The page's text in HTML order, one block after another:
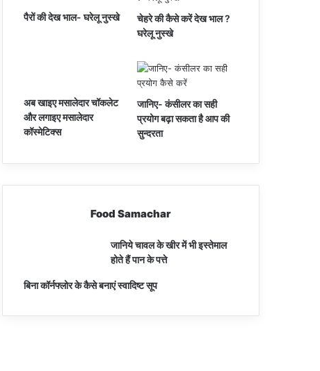
पैरों की देख भाल- घरेलू नुस्खे
चेहरे की कैसे करें देख भाल ?
घरेलू नुस्खे
अब खाइए मसालेदार चॉकलेट
और लगाइए मसालेदार
कॉस्‍मेटिक्‍स
जानिए- कंसीलर का सही
प्रयोग बढ़ा सकता है आप की
सुन्दरता
Food Samachar
जानिये चावल के खीर में भी इस्तेमाल
होते हैं पान के पत्ते
बिना कॉर्नफ्लोर के कैसे बनाएं स्वादिष्ट सूप